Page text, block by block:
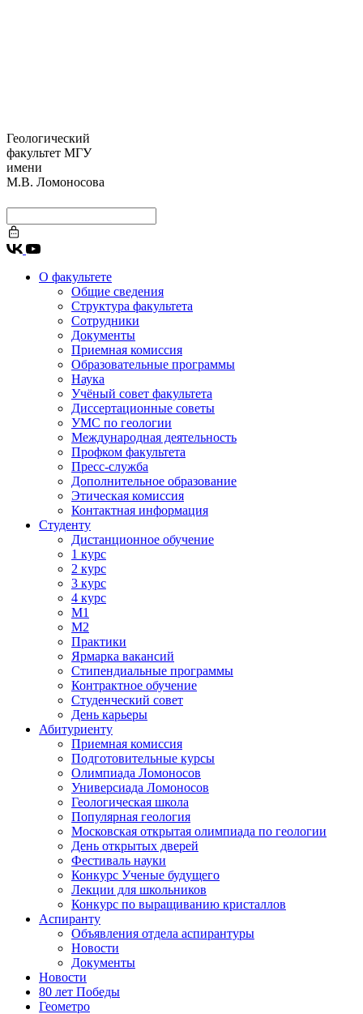
Геологический
факультет МГУ
имени
М.В. Ломоносова
О факультете
Общие сведения
Структура факультета
Сотрудники
Документы
Приемная комиссия
Образовательные программы
Наука
Учёный совет факультета
Диссертационные советы
УМС по геологии
Международная деятельность
Профком факультета
Пресс-служба
Дополнительное образование
Этическая комиссия
Контактная информация
Студенту
Дистанционное обучение
1 курс
2 курс
3 курс
4 курс
М1
М2
Практики
Ярмарка вакансий
Стипендиальные программы
Контрактное обучение
Студенческий совет
День карьеры
Абитуриенту
Приемная комиссия
Подготовительные курсы
Олимпиада Ломоносов
Универсиада Ломоносов
Геологическая школа
Популярная геология
Московская открытая олимпиада по геологии
День открытых дверей
Фестиваль науки
Конкурс Ученые будущего
Лекции для школьников
Конкурс по выращиванию кристаллов
Аспиранту
Объявления отдела аспирантуры
Новости
Документы
Новости
80 лет Победы
Геометро